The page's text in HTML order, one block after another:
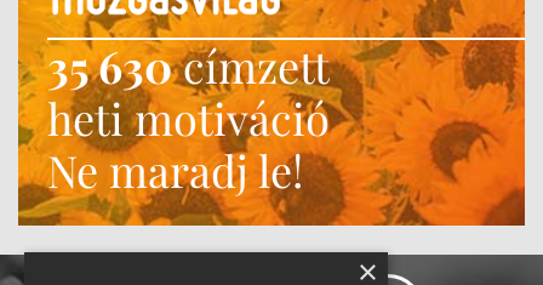
35 630címzett
heti motiváció
Ne maradj le!
×